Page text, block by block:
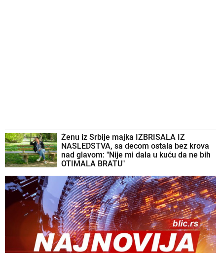
Ženu iz Srbije majka IZBRISALA IZ
NASLEDSTVA, sa decom ostala bez krova
nad glavom: "Nije mi dala u kuću da ne bih
OTIMALA BRATU"